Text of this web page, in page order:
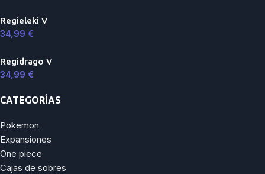
Regieleki V
34,99 €
Regidrago V
34,99 €
CATEGORÍAS
Pokemon
Expansiones
One piece
Cajas de sobres